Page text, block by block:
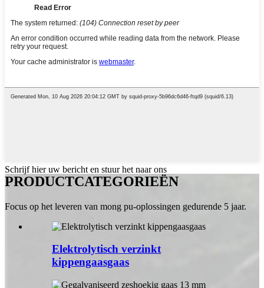
Schrijf hier uw bericht en stuur het naar ons
PRODUCTCATEGORIEËN
Focus op het leveren van mong pu-oplossingen gedurende 5 jaar.
Elektrolytisch verzinkt
kippengaasgaas